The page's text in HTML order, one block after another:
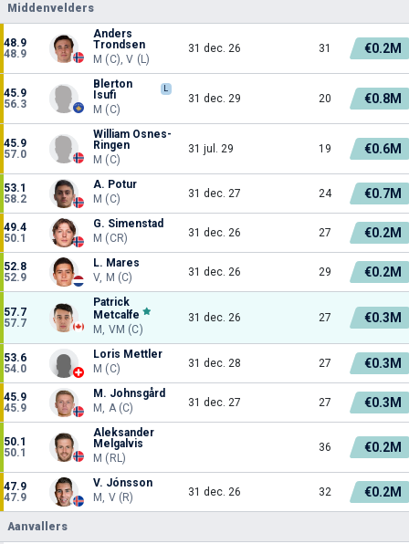
Middenvelders
48.9
48.9
Anders
Trondsen
M (C), V (L)
31 dec. 26 31 €0.2M
45.9
56.3
Blerton
Isufi
L
M (C)
31 dec. 29 20 €0.8M
45.9
57.0
William Osnes-
Ringen
M (C)
31 jul. 29 19 €0.6M
53.1
58.2
A. Potur
M (C)
31 dec. 27 24 €0.7M
49.4
50.1
G. Simenstad
M (CR)
31 dec. 26 27 €0.2M
52.8
52.9
L. Mares
V, M (C)
31 dec. 26 29 €0.2M
57.7
57.7
Patrick
Metcalfe
M, VM (C)
31 dec. 26 27 €0.3M
53.6
54.0
Loris Mettler
M (C)
31 dec. 28 27 €0.3M
45.9
45.9
M. Johnsgård
M, A (C)
31 dec. 27 27 €0.3M
50.1
50.1
Aleksander
Melgalvis
M (RL)
36 €0.2M
47.9
47.9
V. Jónsson
M, V (R)
31 dec. 26 32 €0.2M
Aanvallers